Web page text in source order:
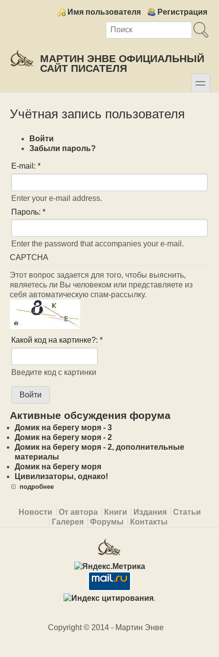
Login links
Имя пользователя Регистрация
МАРТИН ЭНВЕ ОФИЦИАЛЬНЫЙ
САЙТ ПИСАТЕЛЯ
toggle
Учётная запись пользователя
Войти
Забыли пароль?
E-mail:*
Enter your e-mail address.
Пароль:*
Enter the password that accompanies your e-mail.
CAPTCHA
Этот вопрос задается для того, чтобы выяснить,
являетесь ли Вы человеком или представляете из
себя автоматическую спам-рассылку.
Какой код на картинке?:*
Введите код с картинки
Активные обсуждения форума
Домик на берегу моря - 3
Домик на берегу моря - 2
Домик на берегу моря - 2, дополнительные
материалы
Домик на берегу моря
Цивилизаторы, однако!
подробнее
Primary menu
Новости От автора Книги Издания
Статьи
Галерея
Форумы Контакты
.
Copyright © 2014 - Мартин Энве